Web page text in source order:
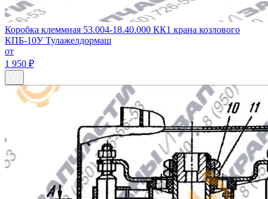
Коробка клеммная 53.004-18.40.000 КК1 крана козлового
КПБ-10У Тулажелдормаш
от
1 950 ₽